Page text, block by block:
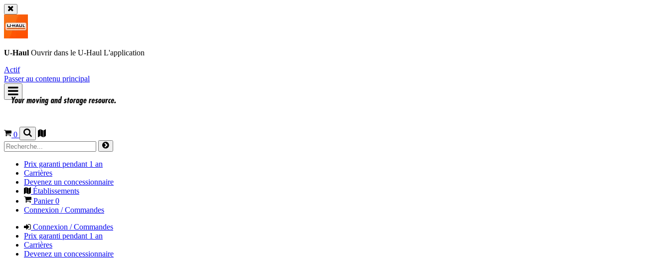
U-Haul Ouvrir dans le U-Haul L'application
Actif
Passer au contenu principal
0
Prix garanti pendant 1 an
Carrières
Devenez un concessionnaire
Établissements
Panier0
Connexion / Commandes
Connexion / Commandes
Prix garanti pendant 1 an
Carrières
Devenez un concessionnaire